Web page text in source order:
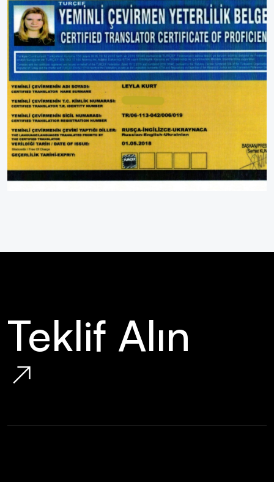
Teklif Alın